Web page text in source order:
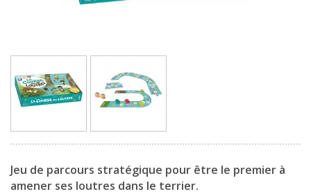
Jeu de parcours stratégique pour être le premier à
amener ses loutres dans le terrier.